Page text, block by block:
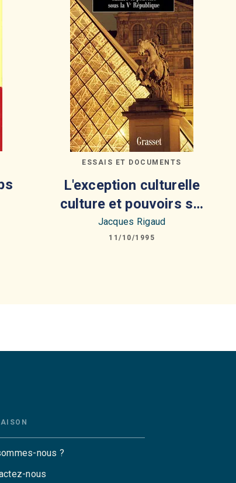
ESSAIS ET DOCUMENTS
L'exception culturelle
culture et pouvoirs s…
Jacques Rigaud
11/10/1995
nous ?
nous